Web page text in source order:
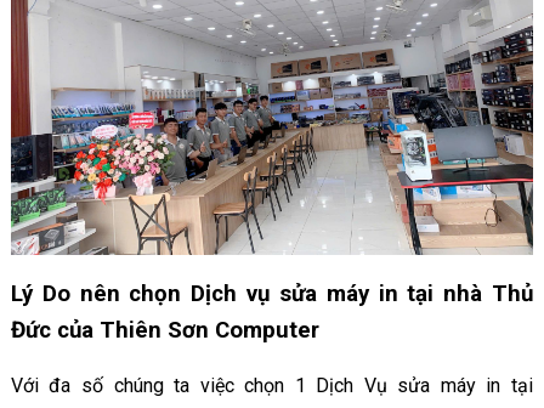
Lý Do nên chọn Dịch vụ sửa máy in tại nhà Thủ
Đức của Thiên Sơn Computer
Với đa số chúng ta việc chọn 1 Dịch Vụ sửa máy in tại